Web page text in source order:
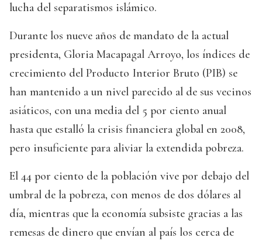
lucha del separatismos islámico.
Durante los nueve años de mandato de la actual
presidenta, Gloria Macapagal Arroyo, los índices de
crecimiento del Producto Interior Bruto (PIB) se
han mantenido a un nivel parecido al de sus vecinos
asiáticos, con una media del 5 por ciento anual
hasta que estalló la crisis financiera global en 2008,
pero insuficiente para aliviar la extendida pobreza.
El 44 por ciento de la población vive por debajo del
umbral de la pobreza, con menos de dos dólares al
día, mientras que la economía subsiste gracias a las
remesas de dinero que envían al país los cerca de